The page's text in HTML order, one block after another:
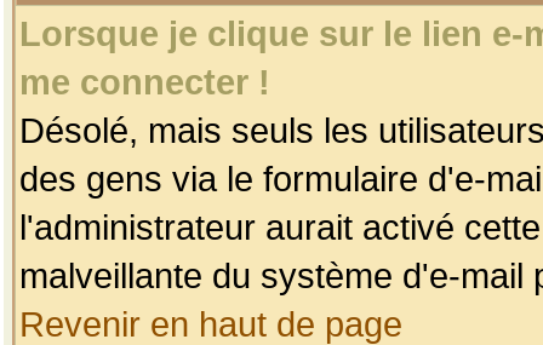
Lorsque je clique sur le lien
me connecter !
Désolé, mais seuls les
des gens via le formulaire d'e-
l'administrateur aurait activé
malveillante du système d'e-
Revenir en haut de page